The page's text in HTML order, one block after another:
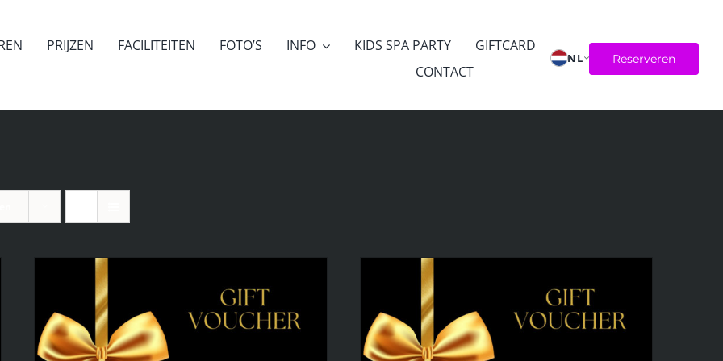
PRIJZEN FACILITEITEN FOTO’S INFO KIDS SPA PARTY
GIFTCARD
CONTACT
NL Reserveren